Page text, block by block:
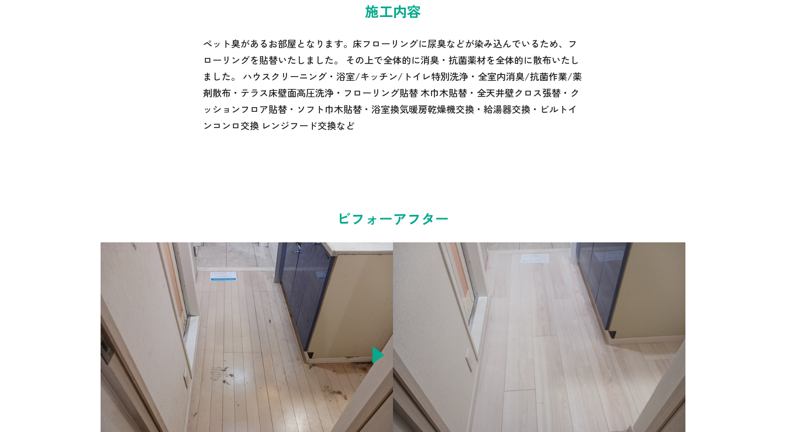
施工内容
ペット臭があるお部屋となります。床フローリングに尿臭などが染み込んでいるため、フ
ローリングを貼替いたしました。 その上で全体的に消臭・抗菌薬材を全体的に散布いたし
ました。 ハウスクリーニング・浴室/キッチン/トイレ特別洗浄・全室内消臭/抗菌作業/薬
剤散布・テラス床壁面高圧洗浄・フローリング貼替 木巾木貼替・全天井壁クロス張替・ク
ッションフロア貼替・ソフト巾木貼替・浴室換気暖房乾燥機交換・給湯器交換・ビルトイ
ンコンロ交換 レンジフード交換など
ビフォーアフター